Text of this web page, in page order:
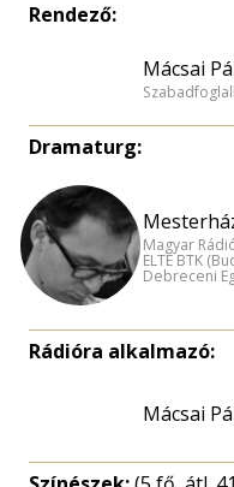
Rendező:
Mácsai
Dramaturg:
Magyar
ELTE BTK
Debreceni
Rádióra alkalmazó:
Mácsai